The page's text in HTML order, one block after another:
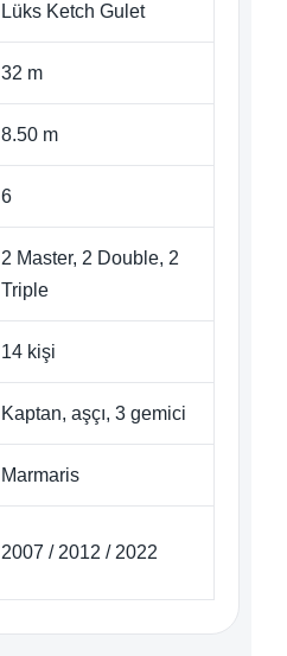
Lüks Ketch Gulet
32 m
8.50 m
6
2 Master, 2 Double, 2
Triple
14 kişi
Kaptan, aşçı, 3 gemici
Marmaris
2007 / 2012 / 2022